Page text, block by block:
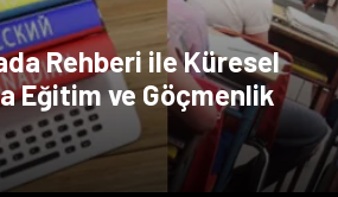
Rehberi ile Küresel
Eğitim ve Göçmenlik